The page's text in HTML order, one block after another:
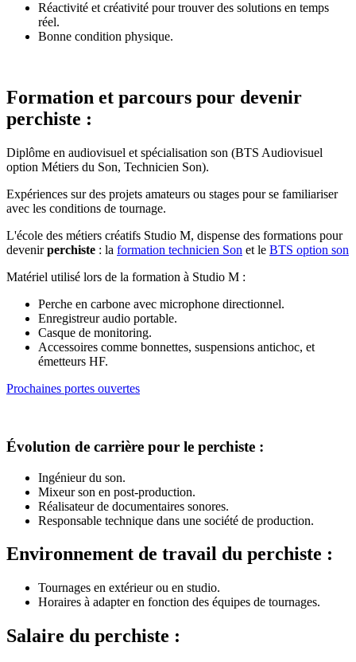
Réactivité et créativité pour trouver des solutions en temps
réel.
Bonne condition physique.
Formation et parcours pour devenir
perchiste :
Diplôme en audiovisuel et spécialisation son (BTS Audiovisuel
option Métiers du Son, Technicien Son).
Expériences sur des projets amateurs ou stages pour se familiariser
avec les conditions de tournage.
L'école des métiers créatifs Studio M, dispense des formations pour
devenirperchiste : la formation technicien Son et le BTS option son
Matériel utilisé lors de la formation à Studio M :
Perche en carbone avec microphone directionnel.
Enregistreur audio portable.
Casque de monitoring.
Accessoires comme bonnettes, suspensions antichoc, et
émetteurs HF.
Prochaines portes ouvertes
Évolution de carrière pour le perchiste :
Ingénieur du son.
Mixeur son en post-production.
Réalisateur de documentaires sonores.
Responsable technique dans une société de production.
Environnement de travail du perchiste :
Tournages en extérieur ou en studio.
Horaires à adapter en fonction des équipes de tournages.
Salaire du perchiste :